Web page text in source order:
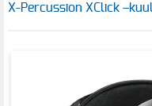
X-Percussion XClick